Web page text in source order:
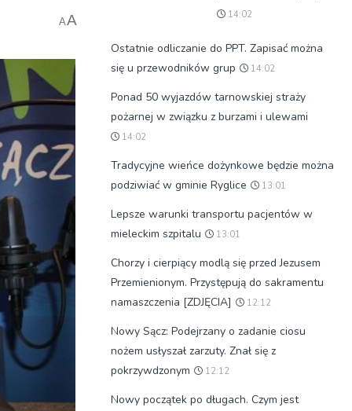
AA 14:02
Ostatnie odliczanie do PPT. Zapisać można
się u przewodników grup
14:02
Ponad 50 wyjazdów tarnowskiej straży
pożarnej w związku z burzami i ulewami
14:02
Tradycyjne wieńce dożynkowe będzie można
podziwiać w gminie Ryglice
13:01
Lepsze warunki transportu pacjentów w
mieleckim szpitalu
13:01
Chorzy i cierpiący modlą się przed Jezusem
Przemienionym. Przystępują do sakramentu
namaszczenia [ZDJĘCIA]
12:12
Nowy Sącz: Podejrzany o zadanie ciosu
nożem usłyszał zarzuty. Znał się z
pokrzywdzonym
12:12
Nowy początek po długach. Czym jest